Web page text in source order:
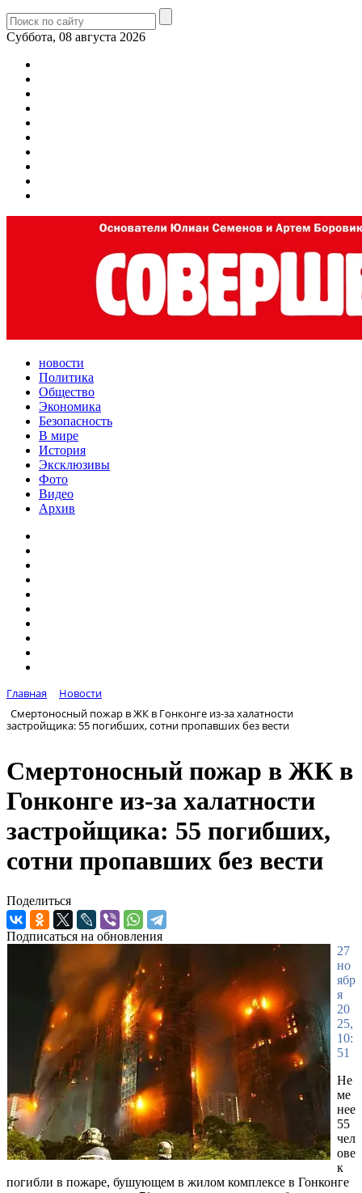
Суббота, 08 августа 2026
новости
Политика
Общество
Экономика
Безопасность
В мире
История
Эксклюзивы
Фото
Видео
Архив
Главная
Новости
Смертоносный пожар в ЖК в Гонконге из-за халатности
застройщика: 55 погибших, сотни пропавших без вести
Смертоносный пожар в ЖК в
Гонконге из-за халатности
застройщика: 55 погибших,
сотни пропавших без вести
Поделиться
Подписаться на обновления
27
но
ябр
я
20
25,
10:
51
Не
ме
нее
55
чел
ове
к
погибли в пожаре, бушующем в жилом комплексе в Гонконге